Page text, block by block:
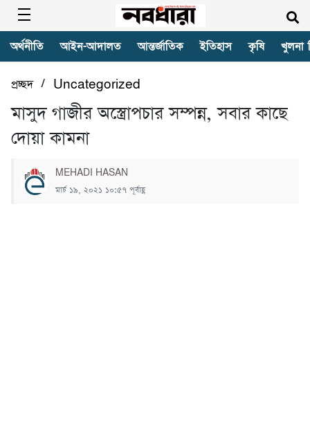
অর্থনীতি আইন-আদালত আন্তর্জাতিক ইতিহাস কৃষি খুলনা
প্রচ্ছদ/ Uncategorized
মাসুদ গাজীর অস্ত্রোপচার সম্পন্ন, সবার কাছে
দোয়া কামনা
MEHADI HASAN
মার্চ ১৯, ২০২১ ১০:৫৭ পূর্বাহ্ণ